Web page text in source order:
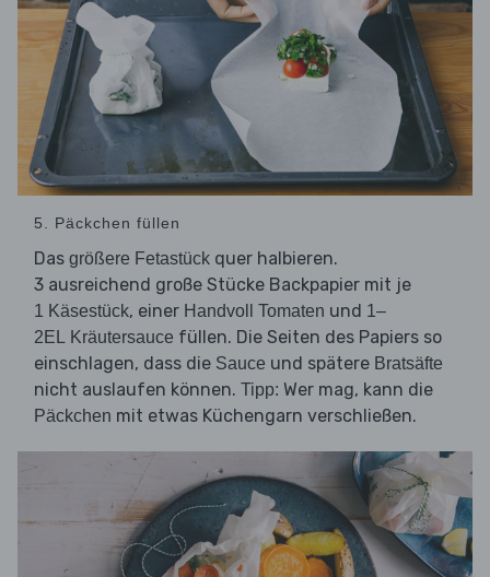
5. Päckchen füllen
Das größere Fetastück quer halbieren.
3 ausreichend große Stücke Backpapier mit je
1 Käsestück, einer Handvoll Tomaten und 1–
2EL Kräutersauce füllen. Die Seiten des Papiers so
einschlagen, dass die Sauce und spätere Bratsäfte
nicht auslaufen können. Tipp: Wer mag, kann die
Päckchen mit etwas Küchengarn verschließen.